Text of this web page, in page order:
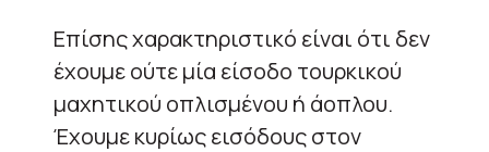
Επίσης χαρακτηριστικό είναι ότι δεν
έχουμε ούτε μία είσοδο τουρκικού
μαχητικού οπλισμένου ή άοπλου.
Έχουμε κυρίως εισόδους στον